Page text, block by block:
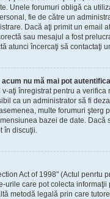
Unele forumuri obligă ca
fie de către un
Dacă aţi primit un email
sau mesajul a fost
atunci încercaţi să contactaţi
nu mă mai pot
aţi înregistrat pentru a
ca un administrator să fi
multe forumuri şterg
bazei de date. Dacă
în discuţii.
Act of 1998" (Actul penrtu
urile care pot colecta
metodă legală prin care